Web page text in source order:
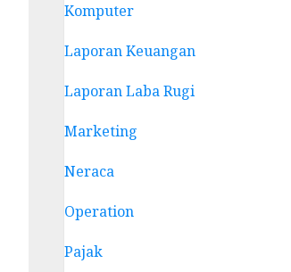
Komputer
Laporan Keuangan
Laporan Laba Rugi
Marketing
Neraca
Operation
Pajak